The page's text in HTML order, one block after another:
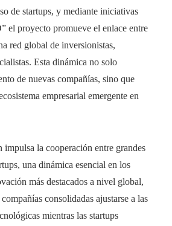
de startups, y mediante iniciativas
el proyecto promueve el enlace entre
red global de inversionistas,
Esta dinámica no solo
de nuevas compañías, sino que
empresarial emergente en
impulsa la cooperación entre grandes
una dinámica esencial en los
más destacados a nivel global,
consolidadas ajustarse a las
mientras las startups